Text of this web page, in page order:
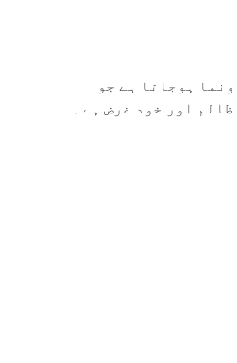
ہوجاتا ہے جو
اور خود غرض ہے۔